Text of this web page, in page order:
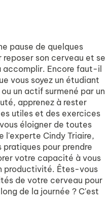
pause de quelques
reposer son cerveau et se
accomplir. Encore faut-il
vous soyez un étudiant
un actif surmené par un
apprenez à rester
utiles et des exercices
éloigner de toutes
l'experte Cindy Triaire,
pour prendre
votre capacité à vous
productivité. Êtes-vous
de votre cerveau pour
de la journée ? C'est